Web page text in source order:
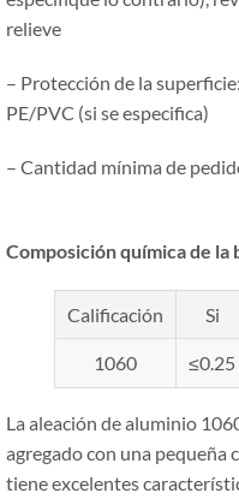
relieve
– Protección de la
PE/PVC (si se especifica)
– Cantidad mínima de
Composición química de la
Calificación Si
1060 ≤0.25
La aleación de aluminio
agregado con una pequeña
tiene excelentes